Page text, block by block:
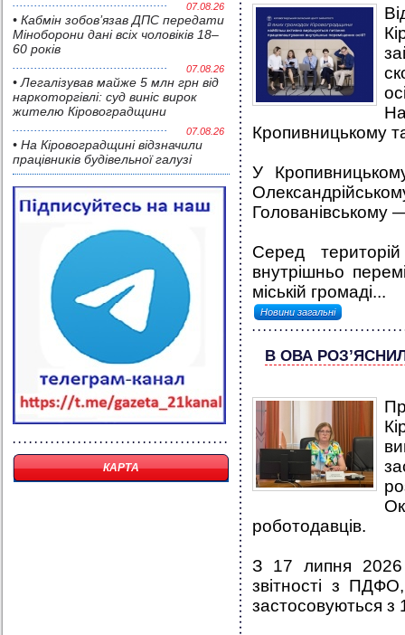
07.08.26
• Кабмін зобов’язав ДПС передати
Міноборони дані всіх чоловіків 18–
60 років
07.08.26
• Легалізував майже 5 млн грн від
наркоторгівлі: суд виніс вирок
жителю Кіровоградщини
07.08.26
• На Кіровоградщині відзначили
працівників будівельної галузі
КАРТА
Кропивницькому
У
Голованівському
Серед
внутрішньо
міській громаді...
Новини загальні
В ОВА
роботодавців.
З 17 липня 2026
звітності з
застосовуються з